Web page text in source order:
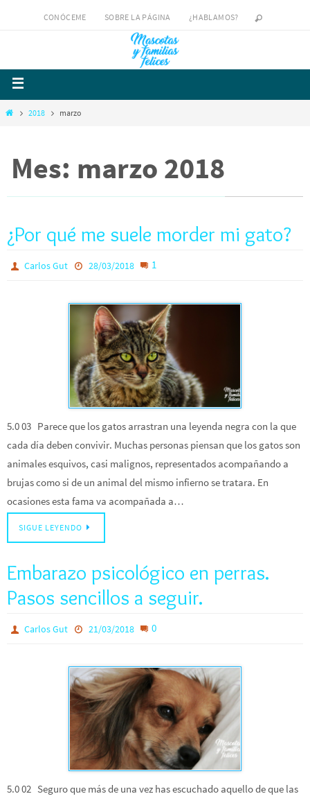
CONÓCEME SOBRE LA PÁGINA ¿HABLAMOS?
2018 marzo
Mes: marzo 2018
¿Por qué me suele morder mi gato?
Carlos Gut 28/03/2018 1
5.0 03 Parece que los gatos arrastran una leyenda negra con la que
cada día deben convivir. Muchas personas piensan que los gatos son
animales esquivos, casi malignos, representados acompañando a
brujas como si de un animal del mismo infierno se tratara. En
ocasiones esta fama va acompañada a…
SIGUE LEYENDO
Embarazo psicológico en perras.
Pasos sencillos a seguir.
Carlos Gut 21/03/2018 0
5.0 02 Seguro que más de una vez has escuchado aquello de que las